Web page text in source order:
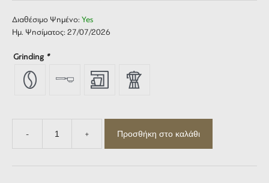
Διαθέσιμο Ψημένο: Yes
Ημ. Ψησίματος: 27/07/2026
Grinding *
-
Βραζιλία
-
Brazil
+ Προσθήκη στο καλάθι